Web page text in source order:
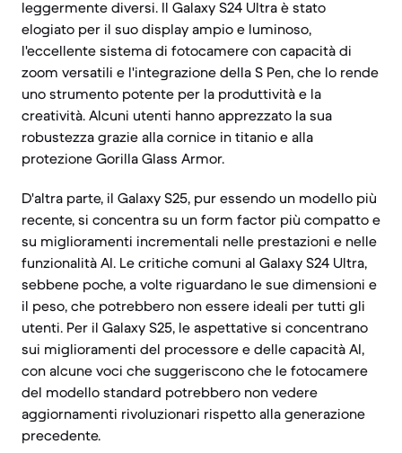
leggermente diversi. Il Galaxy S24 Ultra è stato
elogiato per il suo display ampio e luminoso,
l'eccellente sistema di fotocamere con capacità di
zoom versatili e l'integrazione della S Pen, che lo rende
uno strumento potente per la produttività e la
creatività. Alcuni utenti hanno apprezzato la sua
robustezza grazie alla cornice in titanio e alla
protezione Gorilla Glass Armor.
D'altra parte, il Galaxy S25, pur essendo un modello più
recente, si concentra su un form factor più compatto e
su miglioramenti incrementali nelle prestazioni e nelle
funzionalità AI. Le critiche comuni al Galaxy S24 Ultra,
sebbene poche, a volte riguardano le sue dimensioni e
il peso, che potrebbero non essere ideali per tutti gli
utenti. Per il Galaxy S25, le aspettative si concentrano
sui miglioramenti del processore e delle capacità AI,
con alcune voci che suggeriscono che le fotocamere
del modello standard potrebbero non vedere
aggiornamenti rivoluzionari rispetto alla generazione
precedente.